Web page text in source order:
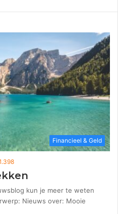
Financieel & Geld
kun je meer te weten
Nieuws over: Mooie